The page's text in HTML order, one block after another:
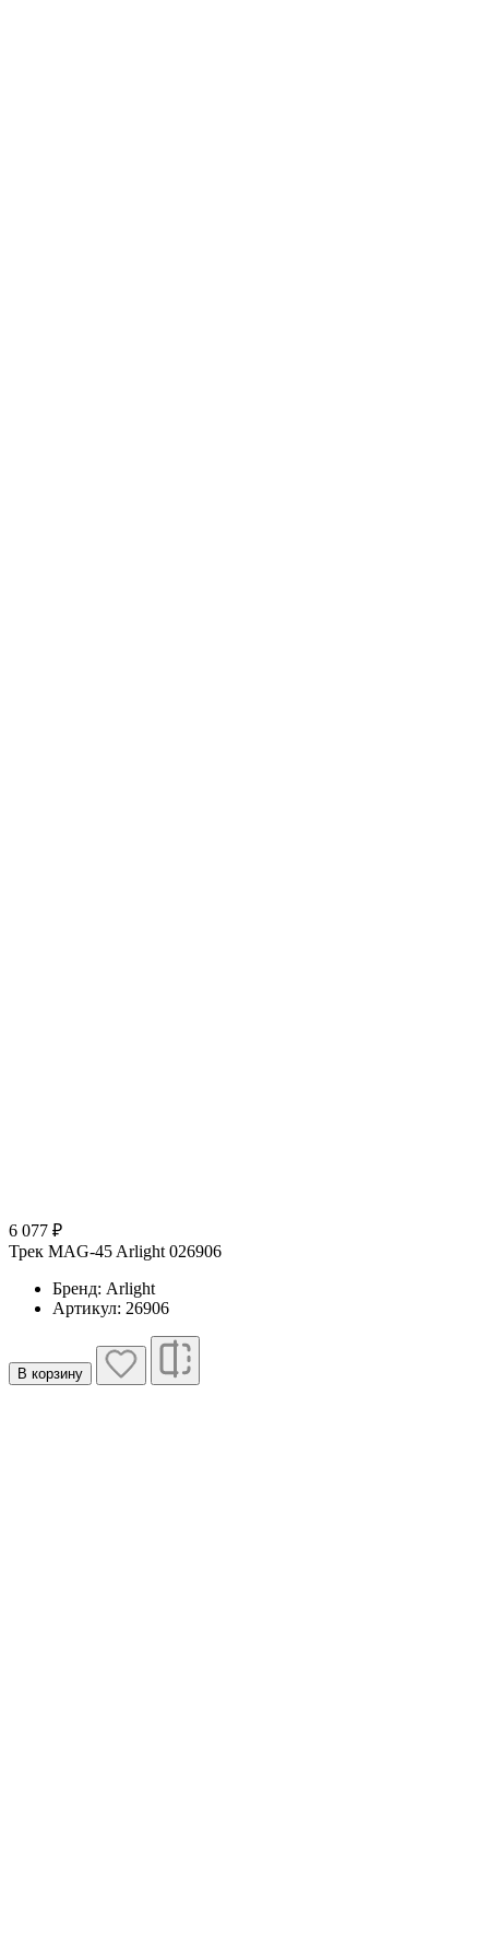
6 077 ₽
Трек MAG-45 Arlight 026906
Бренд: Arlight
Артикул: 26906
В корзину